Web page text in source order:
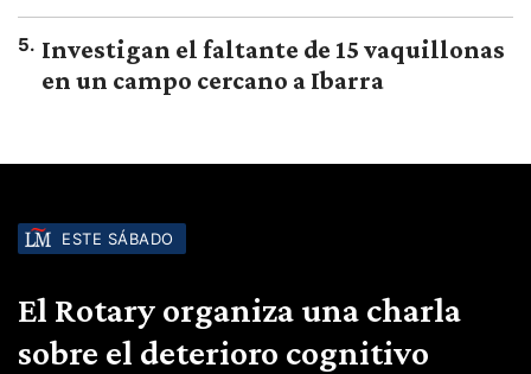
5. Investigan el faltante de 15 vaquillonas
en un campo cercano a Ibarra
ESTE SÁBADO
El Rotary organiza una charla
sobre el deterioro cognitivo